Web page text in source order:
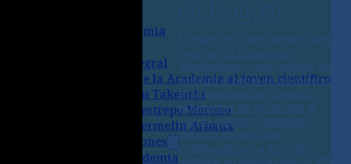
Miembros de la Academia
Premio Obra Integral
Premio Amigos de la Academia al joven científico
Premio Shizu y Yu Takeuchi
Premio Ángela Restrepo Moreno
Premio Michel Hermelin Arbaux
Biblioteca y Publicaciones
Revista de la Academia
visibiliza el papel de las mujeres
en la investigación y acerca a
estudiantes de secundaria al
mundo científico mediante
diálogos directos con